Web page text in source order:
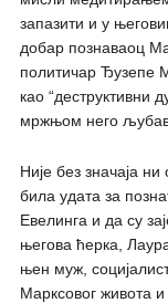
запазити и у
добар познаваоц
политичар Ђузепе
као “деструктивни
мржњом него
Није без значаја
била удата за
Евелинга и да су
његова ћерка,
њен муж,
Марксовог живота